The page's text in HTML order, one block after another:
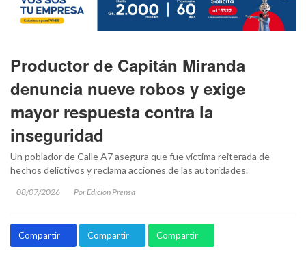
Productor de Capitán Miranda
denuncia nueve robos y exige
mayor respuesta contra la
inseguridad
Un poblador de Calle A7 asegura que fue víctima reiterada de
hechos delictivos y reclama acciones de las autoridades.
08/07/2026 Por Edicion Prensa
Compartir Compartir Compartir